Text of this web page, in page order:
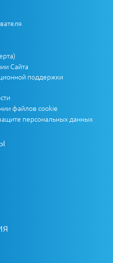
Сайта
поддержки
файлов cookie
персональных данных